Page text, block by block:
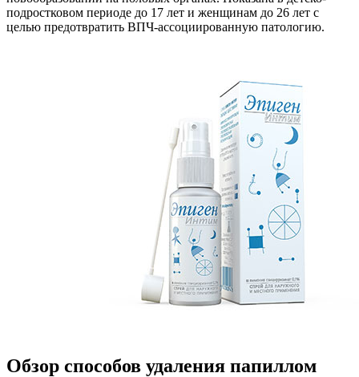
подростковом периоде до 17 лет и женщинам до 26 лет с
целью предотвратить ВПЧ-ассоциированную патологию.
Обзор способов удаления папиллом